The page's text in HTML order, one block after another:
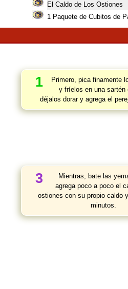
El Caldo de Los Ostiones
1 Paquete de Cubitos de
1
Primero, pica finamente
y fríelos en una sartén
déjalos dorar y agrega el
3
Mientras, bate las
agrega poco a poco el
ostiones con su propio caldo
minutos.